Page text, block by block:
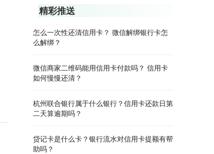
精彩推送
怎么一次性还清信用卡？ 微信解绑银行卡怎
么解绑？
微信商家二维码能用信用卡付款吗？ 信用卡
如何慢慢还清？
杭州联合银行属于什么银行？信用卡还款日第
二天算逾期吗？
贷记卡是什么卡？银行流水对信用卡提额有帮
助吗？